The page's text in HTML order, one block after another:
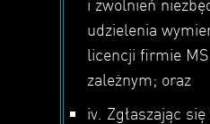
udzielenia
licencji firmie
zależnym; oraz
iv. Zgłaszając